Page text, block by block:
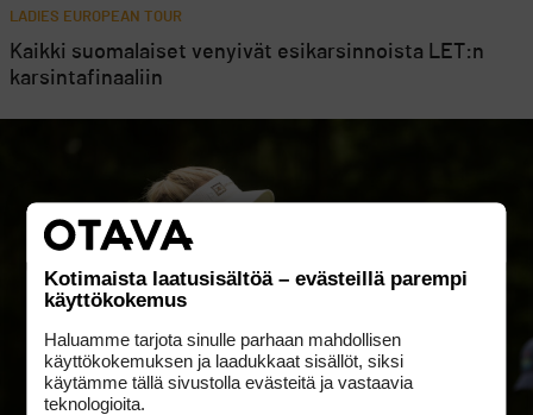
LADIES EUROPEAN TOUR
Kaikki suomalaiset venyivät esikarsinnoista LET:n
karsintafinaaliin
Kotimaista laatusisältöä – evästeillä parempi
käyttökokemus
Haluamme tarjota sinulle parhaan mahdollisen
käyttökokemuksen ja laadukkaat sisällöt, siksi
käytämme tällä sivustolla evästeitä ja vastaavia
teknologioita.